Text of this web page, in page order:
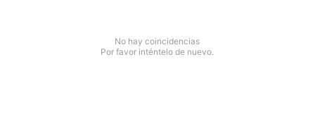
No hay coincidencias
Por favor inténtelo de nuevo.